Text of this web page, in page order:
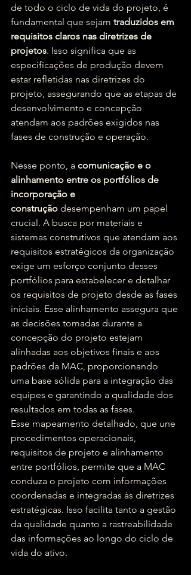
de todo o ciclo de vida do projeto, é
fundamental que sejam traduzidos em
requisitos claros nas diretrizes de
projetos. Isso significa que as
especificações de produção devem
estar refletidas nas diretrizes do
projeto, assegurando que as etapas de
desenvolvimento e concepção
atendam aos padrões exigidos nas
fases de construção e operação.
Nesse ponto, a comunicação e o
alinhamento entre os portfólios de
incorporação e
construção desempenham um papel
crucial. A busca por materiais e
sistemas construtivos que atendam aos
requisitos estratégicos da organização
exige um esforço conjunto desses
portfólios para estabelecer e detalhar
os requisitos de projeto desde as fases
iniciais. Esse alinhamento assegura que
as decisões tomadas durante a
concepção do projeto estejam
alinhadas aos objetivos finais e aos
padrões da MAC, proporcionando
uma base sólida para a integração das
equipes e garantindo a qualidade dos
resultados em todas as fases.
Esse mapeamento detalhado, que une
procedimentos operacionais,
requisitos de projeto e alinhamento
entre portfólios, permite que a MAC
conduza o projeto com informações
coordenadas e integradas às diretrizes
estratégicas. Isso facilita tanto a gestão
da qualidade quanto a rastreabilidade
das informações ao longo do ciclo de
vida do ativo.